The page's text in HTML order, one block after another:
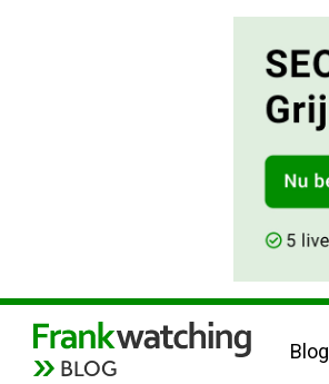
BLOG
Blog